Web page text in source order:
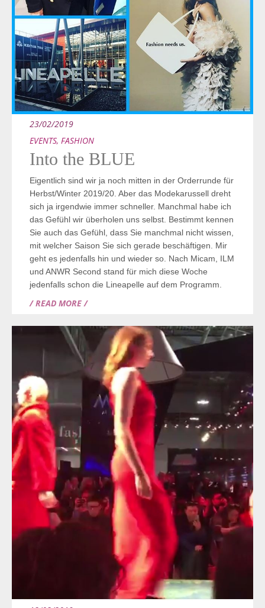
23/02/2019
EVENTS, FASHION
Into the BLUE
Eigentlich sind wir ja noch mitten in der Orderrunde für
Herbst/Winter 2019/20. Aber das Modekarussell dreht
sich ja irgendwie immer schneller. Manchmal habe ich
das Gefühl wir überholen uns selbst. Bestimmt kennen
Sie auch das Gefühl, dass Sie manchmal nicht wissen,
mit welcher Saison Sie sich gerade beschäftigen. Mir
geht es jedenfalls hin und wieder so. Nach Micam, ILM
und ANWR Second stand für mich diese Woche
jedenfalls schon die Lineapelle auf dem Programm.
/ READ MORE /